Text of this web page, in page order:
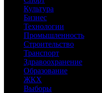
Культура
Бизнес
Технологии
Промышленность
Строительство
Транспорт
Здравоохранение
Образование
ЖКХ
Выборы